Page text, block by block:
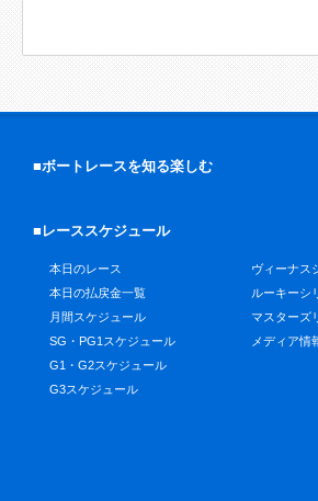
■ボートレースを知る楽しむ
■レーススケジュール
本日のレース
本日の払戻金一覧
月間スケジュール
SG・PG1スケジュール
G1・G2スケジュール
G3スケジュール
ヴィーナス
ルーキーシ
マスターズ
メディア情